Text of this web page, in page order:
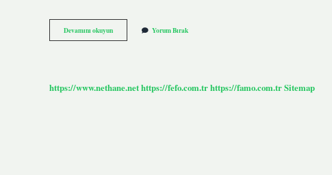
Devamını okuyunSalak
Nereden
Yorum Bırak
https://www.nethane.nethttps://fefo.com.trhttps://famo.com.trSitemap